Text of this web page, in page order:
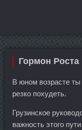
Гормон
В юном возрасте ты
резко похудеть.
Грузинское
важность этого